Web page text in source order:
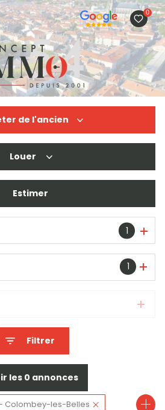
0
de l'ancien
Louer
Estimer
1
1
Filtrer
les 0 annonces
- Colombey-les-Belles